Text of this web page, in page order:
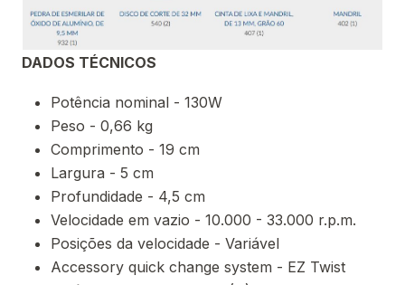
DADOS TÉCNICOS
Potência nominal - 130W
Peso - 0,66 kg
Comprimento - 19 cm
Largura - 5 cm
Profundidade - 4,5 cm
Velocidade em vazio - 10.000 - 33.000 r.p.m.
Posições da velocidade - Variável
Accessory quick change system - EZ Twist